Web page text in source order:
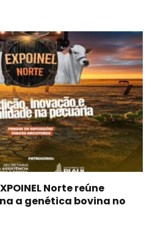
Norte reúne
a genética bovina no